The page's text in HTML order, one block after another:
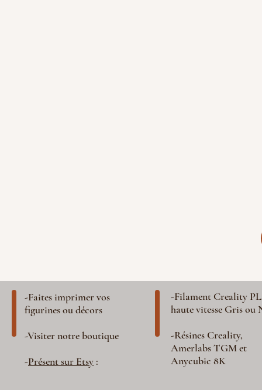
-Faites imprimer vos
figurines ou décors
-Visiter notre boutique
-Présent sur Etsy :
-Filament Creality
haute vitesse Gris ou
-Résines Creality,
Amerlabs TGM et
Anycubic 8K